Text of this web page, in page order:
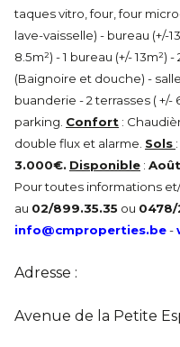
taques vitro, four, four
lave-vaisselle) - bureau (+/-
8.5m²) - 1 bureau (+/-
(Baignoire et douche) -
buanderie - 2 terrasses ( +/-
parking. Confort :
double flux et alarme. Sols
3.000€. Disponible :
Pour toutes informations
au 02/899.35.35 ou 0478/
info@cmproperties.be-
Adresse :
Avenue de la Petite